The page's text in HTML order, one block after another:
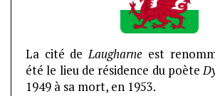
La cité deLaugharne est
été le lieu de résidence du poète
1949 à sa mort, en 1953.